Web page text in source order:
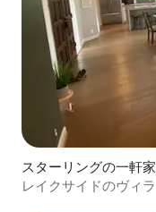
スターリングの一軒家
レイクサイドのヴィラ